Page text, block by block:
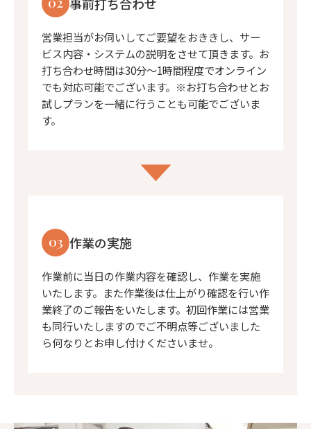
営業担当がお伺いしてご要望をおききし、サー
ビス内容・システムの説明をさせて頂きます。お
打ち合わせ時間は30分〜1時間程度でオンライン
でも対応可能でございます。※お打ち合わせとお
試しプランを一緒に行うことも可能でございま
す。
03 作業の実施
作業前に当日の作業内容を確認し、作業を実施
いたします。また作業後は仕上がり確認を行い作
業終了のご報告をいたします。初回作業には営業
も同行いたしますのでご不明点等ございました
ら何なりとお申し付けくださいませ。